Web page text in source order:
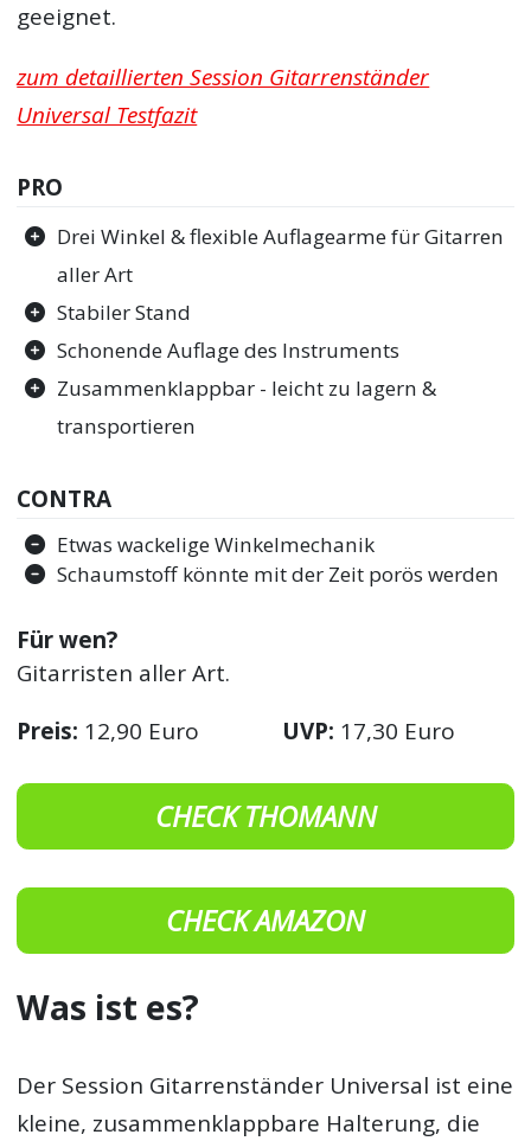
geeignet.
zum detaillierten Session Gitarrenständer
Universal Testfazit
PRO
Drei Winkel & flexible Auflagearme für Gitarren
aller Art
Stabiler Stand
Schonende Auflage des Instruments
Zusammenklappbar - leicht zu lagern &
transportieren
CONTRA
Etwas wackelige Winkelmechanik
Schaumstoff könnte mit der Zeit porös werden
Für wen?
Gitarristen aller Art.
Preis: 12,90 Euro UVP: 17,30 Euro
CHECK THOMANN
CHECK AMAZON
Was ist es?
Der Session Gitarrenständer Universal ist eine
kleine, zusammenklappbare Halterung, die